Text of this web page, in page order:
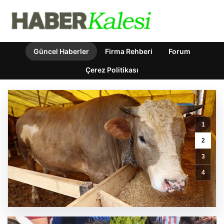
Güncel Haberler Firma Rehberi Forum
Çerez Politikası
1
2
3
4
Mohamed
Salah’ı
karşılamaya
gelen
Galatasaraylı
taraftarı
pişman
ettiler!